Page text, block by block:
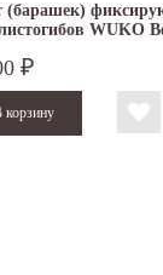
(барашек)
WUKO
₽